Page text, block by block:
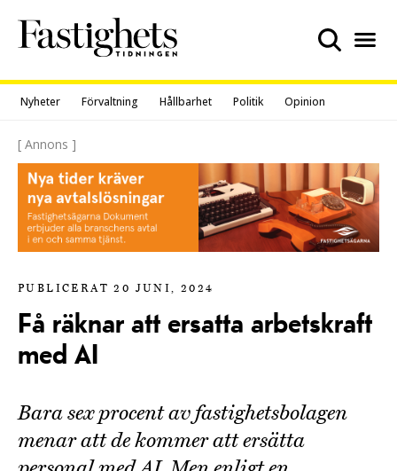
content
Nyheter Förvaltning Hållbarhet Politik Opinion
[ Annons ]
PUBLICERAT 20 JUNI, 2024
Få räknar att ersatta arbetskraft
med AI
Bara sex procent av fastighetsbolagen
menar att de kommer att ersätta